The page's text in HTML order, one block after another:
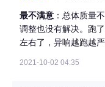
最不满意 ：总体质量
调整也没有解决。跑
左右了，异响越跑越
2021-10-02 04:35